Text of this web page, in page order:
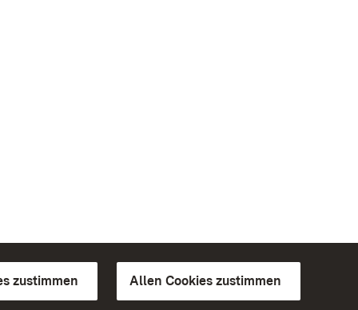
zustimmen Allen Cookies zustimmen